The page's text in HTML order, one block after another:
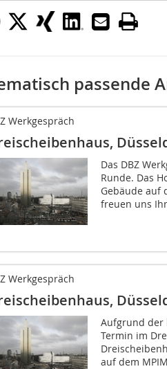
passende
Werkgespräch
Das DBZ
Runde. Das
Gebäude auf
freuen uns
Werkgespräch
Aufgrund der
Termin im
auf dem